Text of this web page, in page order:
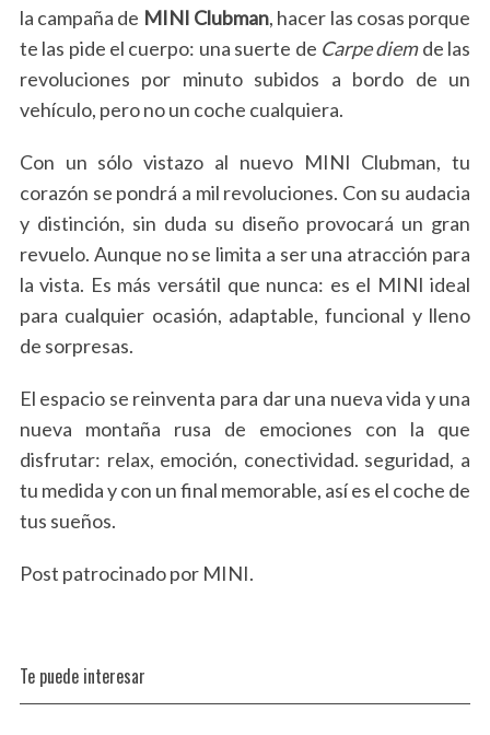
la campaña de MINI Clubman, hacer las cosas porque
te las pide el cuerpo: una suerte de Carpe diemde las
revoluciones por minuto subidos a bordo de un
vehículo, pero no un coche cualquiera.
Con un sólo vistazo al nuevo MINI Clubman, tu
corazón se pondrá a mil revoluciones. Con su audacia
y distinción, sin duda su diseño provocará un gran
revuelo. Aunque no se limita a ser una atracción para
la vista. Es más versátil que nunca: es el MINI ideal
para cualquier ocasión, adaptable, funcional y lleno
de sorpresas.
El espacio se reinventa para dar una nueva vida y una
nueva montaña rusa de emociones con la que
disfrutar: relax, emoción, conectividad. seguridad, a
tu medida y con un final memorable, así es el coche de
tus sueños.
Post patrocinado por MINI.
Te puede interesar